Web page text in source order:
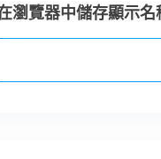
瀏覽器中儲存顯示